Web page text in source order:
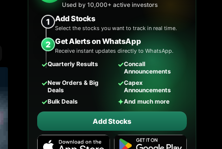
Used by 10,000+ active investors
1 Add Stocks
Select the stocks you want to track in real time.
2 Get Alerts on WhatsApp
Receive instant updates directly to WhatsApp.
✓Quarterly Results ✓Concall
Announcements
✓New Orders & Big
Deals
✓Capex
Announcements
✓Bulk Deals ✦And much more
Add Stocks